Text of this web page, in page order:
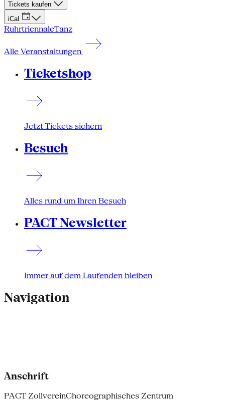
Tickets kaufen
iCal
RuhrtriennaleTanz
Alle Veranstaltungen
Ticketshop
Jetzt Tickets sichern
Besuch
Alles rund um Ihren Besuch
PACT Newsletter
Immer auf dem Laufenden bleiben
Navigation
Anschrift
PACT ZollvereinChoreographisches Zentrum